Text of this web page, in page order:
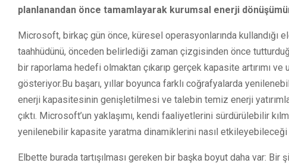
planlanandan önce tamamlayarak kurumsal enerji
Microsoft, birkaç gün önce, küresel operasyonlarında kullandığı
taahhüdünü, önceden belirlediği zaman çizgisinden önce
bir raporlama hedefi olmaktan çıkarıp gerçek kapasite artırımı
gösteriyor.Bu başarı, yıllar boyunca farklı coğrafyalarda
enerji kapasitesinin genişletilmesi ve talebin temiz enerji
çıktı. Microsoft’un yaklaşımı, kendi faaliyetlerini sürdürülebilir
yenilenebilir kapasite yaratma dinamiklerini nasıl etkileyebileceği
Elbette burada tartışılması gereken bir başka boyut daha var: